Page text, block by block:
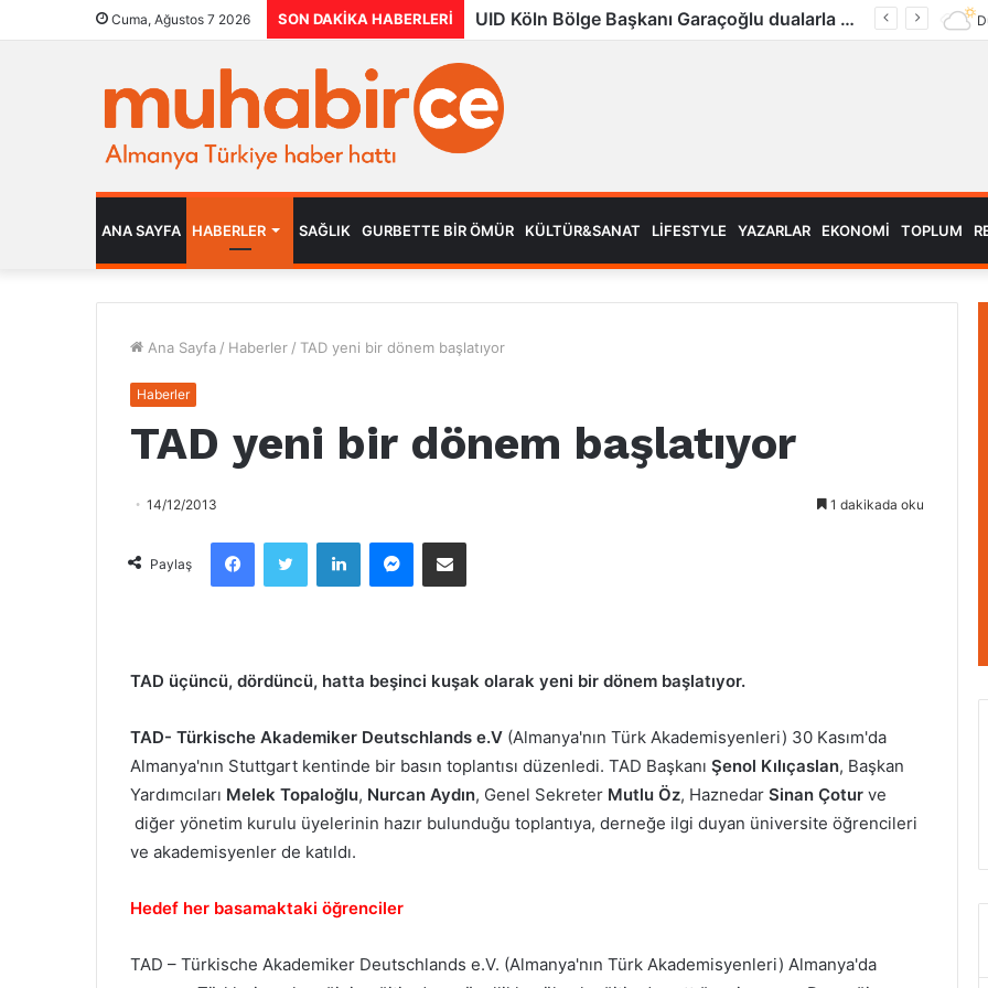
Cuma, Ağustos 7 2026 SON DAKIKA HABERLERI UID Köln Bölge Başkanı Garaçoğlu dualarla son yolculuğuna uğurlandı
ANA SAYFA HABERLER SAĞLIK GURBETTE BIR ÖMÜR KÜLTÜR&SANAT LIFESTYLE YAZARLAR EKONOMI TOPLUM
Ana Sayfa / Haberler / TAD yeni bir dönem başlatıyor
Haberler
TAD yeni bir dönem başlatıyor
14/12/2013 1 dakikada oku
Paylaş
TAD üçüncü, dördüncü, hatta beşinci kuşak olarak yeni bir dönem başlatıyor.
TAD- Türkische Akademiker Deutschlands e.V (Almanya'nın Türk Akademisyenleri) 30 Kasım'da
Almanya'nın Stuttgart kentinde bir basın toplantısı düzenledi. TAD Başkanı Şenol Kılıçaslan, Başkan
Yardımcıları Melek Topaloğlu, Nurcan Aydın, Genel Sekreter Mutlu Öz, Haznedar Sinan Çotur ve
diğer yönetim kurulu üyelerinin hazır bulunduğu toplantıya, derneğe ilgi duyan üniversite öğrencileri
ve akademisyenler de katıldı.
Hedef her basamaktaki öğrenciler
TAD – Türkische Akademiker Deutschlands e.V. (Almanya'nın Türk Akademisyenleri) Almanya'da